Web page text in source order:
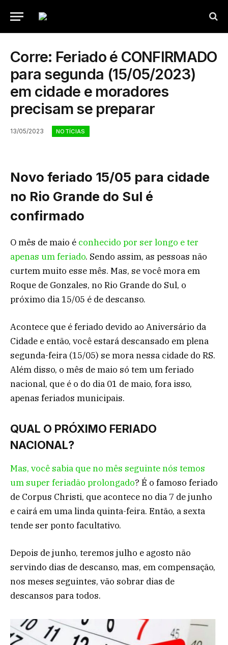
Corre: Feriado é CONFIRMADO
para segunda (15/05/2023)
em cidade e moradores
precisam se preparar
13/05/2023 NOTÍCIAS
Novo feriado 15/05 para cidade
no Rio Grande do Sul é
confirmado
O mês de maio é conhecido por ser longo e ter
apenas um feriado. Sendo assim, as pessoas não
curtem muito esse mês. Mas, se você mora em
Roque de Gonzales, no Rio Grande do Sul, o
próximo dia 15/05 é de descanso.
Acontece que é feriado devido ao Aniversário da
Cidade e então, você estará descansado em plena
segunda-feira (15/05) se mora nessa cidade do RS.
Além disso, o mês de maio só tem um feriado
nacional, que é o do dia 01 de maio, fora isso,
apenas feriados municipais.
QUAL O PRÓXIMO FERIADO
NACIONAL?
Mas, você sabia que no mês seguinte nós temos
um super feriadão prolongado? É o famoso feriado
de Corpus Christi, que acontece no dia 7 de junho
e cairá em uma linda quinta-feira. Então, a sexta
tende ser ponto facultativo.
Depois de junho, teremos julho e agosto não
servindo dias de descanso, mas, em compensação,
nos meses seguintes, vão sobrar dias de
descansos para todos.